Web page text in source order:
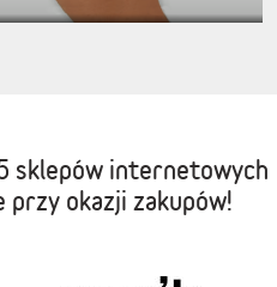
sklepów internetowych
przy okazji zakupów!